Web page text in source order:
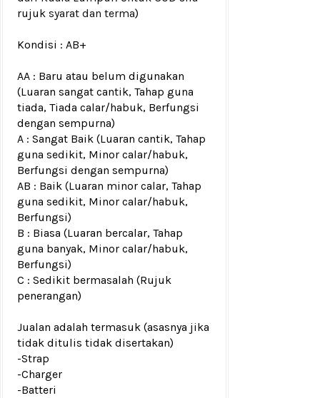
rujuk syarat dan terma)
Kondisi : AB+
AA : Baru atau belum digunakan
(Luaran sangat cantik, Tahap guna
tiada, Tiada calar/habuk, Berfungsi
dengan sempurna)
A : Sangat Baik (Luaran cantik, Tahap
guna sedikit, Minor calar/habuk,
Berfungsi dengan sempurna)
AB : Baik (Luaran minor calar, Tahap
guna sedikit, Minor calar/habuk,
Berfungsi)
B : Biasa (Luaran bercalar, Tahap
guna banyak, Minor calar/habuk,
Berfungsi)
C : Sedikit bermasalah (Rujuk
penerangan)
Jualan adalah termasuk (asasnya jika
tidak ditulis tidak disertakan)
-Strap
-Charger
-Batteri